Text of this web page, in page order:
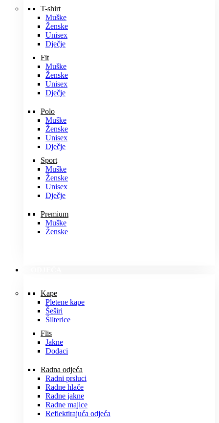
T-shirt
Muške
Ženske
Unisex
Dječje
Fit
Muške
Ženske
Unisex
Dječje
Polo
Muške
Ženske
Unisex
Dječje
Sport
Muške
Ženske
Unisex
Dječje
Premium
Muške
Ženske
Kape
Pletene kape
Šeširi
Šilterice
Flis
Jakne
Dodaci
Radna odjeća
Radni prsluci
Radne hlače
Radne jakne
Radne majice
Reflektirajuća odjeća